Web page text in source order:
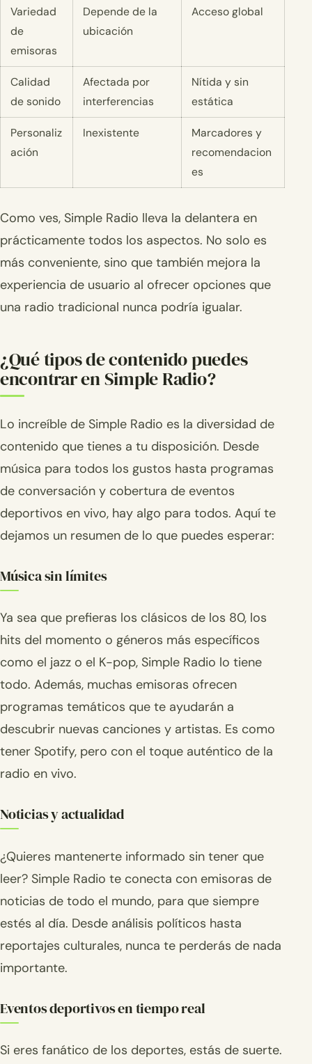
Variedad
de
emisoras
Depende de la
ubicación
Acceso global
Calidad
de sonido
Afectada por
interferencias
Nítida y sin
estática
Personaliz
ación
Inexistente
Marcadores y
recomendacion
es
Como ves, Simple Radio lleva la delantera en
prácticamente todos los aspectos. No solo es
más conveniente, sino que también mejora la
experiencia de usuario al ofrecer opciones que
una radio tradicional nunca podría igualar.
¿Qué tipos de contenido puedes
encontrar en Simple Radio?
Lo increíble de Simple Radio es la diversidad de
contenido que tienes a tu disposición. Desde
música para todos los gustos hasta programas
de conversación y cobertura de eventos
deportivos en vivo, hay algo para todos. Aquí te
dejamos un resumen de lo que puedes esperar:
Música sin límites
Ya sea que prefieras los clásicos de los 80, los
hits del momento o géneros más específicos
como el jazz o el K-pop, Simple Radio lo tiene
todo. Además, muchas emisoras ofrecen
programas temáticos que te ayudarán a
descubrir nuevas canciones y artistas. Es como
tener Spotify, pero con el toque auténtico de la
radio en vivo.
Noticias y actualidad
¿Quieres mantenerte informado sin tener que
leer? Simple Radio te conecta con emisoras de
noticias de todo el mundo, para que siempre
estés al día. Desde análisis políticos hasta
reportajes culturales, nunca te perderás de nada
importante.
Eventos deportivos en tiempo real
Si eres fanático de los deportes, estás de suerte.